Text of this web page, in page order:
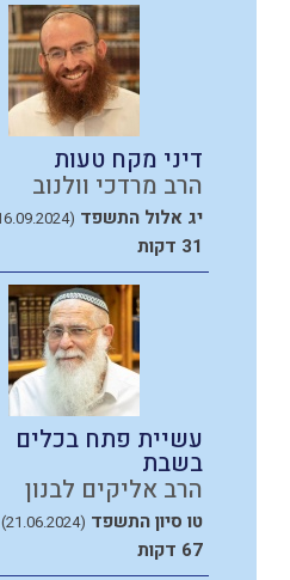
דיני מקח טעות
הרב מרדכי וולנוב
יג אלול התשפד (16.09.2024)
31 דקות
עשיית פתח בכלים
בשבת
הרב אליקים לבנון
טו סיון התשפד (21.06.2024)
67 דקות